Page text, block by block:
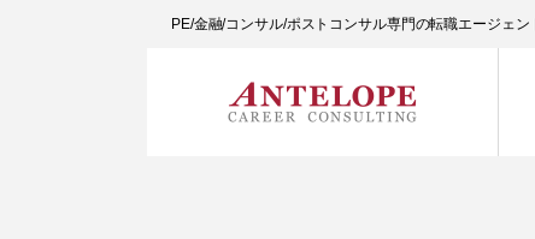
PE/金融/コンサル/ポストコンサル専門の転職エージェ